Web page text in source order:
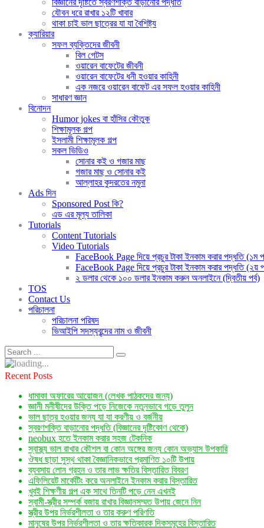
বিজ্ঞানের দৃষ্টিতে স্বরণশক্তি বাড়ানোর পদ্ধতি
যৌবন ধরে রাখার ১২টি খাবার
থাকা চাই ভাল ছাত্রের যা যা বৈশিষ্ট্য
ক্যারিয়ার
সফল ব্যক্তিদের জীবনী
বিল গেটস
ওয়ারেন বাফেটের জীবনী
ওয়ারেন বাফেটের ধনী হওয়ার কাহিনী
এক নজরে ওয়ারেন বাফেট এর সফল হওয়ার কাহিনী
সাধারণ জ্ঞান
বিনোদন
Humor jokes বা হাঁসির কৌতুক
শিক্ষামূলক গল্প
ইসলামী শিক্ষামূলক গল্প
সকল ভিডিও
সোনার কই ও গজার মাছ
গজার মাছ ও সোনার কই
আল্লাহর কুদরতের নমুনা
Ads দিন
Sponsored Post কি?
এড এর মূল্য তালিকা
Tutorials
Content Tutorials
Video Tutorials
FaceBook Page দিয়ে প্রচুর টাকা ইনকাম করার পদ্ধতি (১ম
FaceBook Page দিয়ে প্রচুর টাকা ইনকাম করার পদ্ধতি (২য়
২ ডলার থেকে ১০০ ডলার ইনকাম করুন অনলাইনে (দ্বিতীয় পর্ব)
TOS
Contact Us
পরিচালনা
পরিচালনা পরিষদ
ভিআইপি সদস্যবৃন্দের নাম ও জীবনী
Recent Posts
ধামাকা অফারের আয়োজন (লেখক পাঠকদের জন্য)
জ্ঞানী মনীষীদের উক্তি পড়ে নিজেকে নতুনভাবে গড়ে তুলুন
ভাল ছাত্র হওয়ার জন্য যা যা করণীয় ও বর্জনীয়
স্বরণশক্তি বাড়ানোর পদ্ধতি (বিজ্ঞানের দৃষ্টিকোণ থেকে)
neobux হতে ইনকাম করার সহজ টেকনিক
স্বাস্থ্য ভাল রাখার কৌশল বা কোন অঙ্গের জন্য কোন অভ্যাস উপকারি
ঔষধ ছাড়া সুস্থ থাকা বৈজ্ঞানিকভাবে প্রমাণিত ১০টি উপায়
ব্যবসায় লোন গ্রহন ও তার লাভ ক্ষতির বিস্তারিত বিবরণ
এফিলিয়েট মার্কেটিং করে অনলাইনে ইনকাম করার বিস্তারিত
খুবই শিক্ষণীয় গল্প এক সাথে তিনটি পড়ে নেন এখনই
স্বামী-স্ত্রীর সম্পর্ক বজায় রাখার বিজ্ঞানসম্মত উপায় জেনে নিন
স্ত্রীর উপর নির্ভরশীলতা ও তার করুণ পরিণতি
মানুষের উপর নির্ভরশীলতা ও তার ক্ষতিকারক দিকসমূহের বিস্তারিত